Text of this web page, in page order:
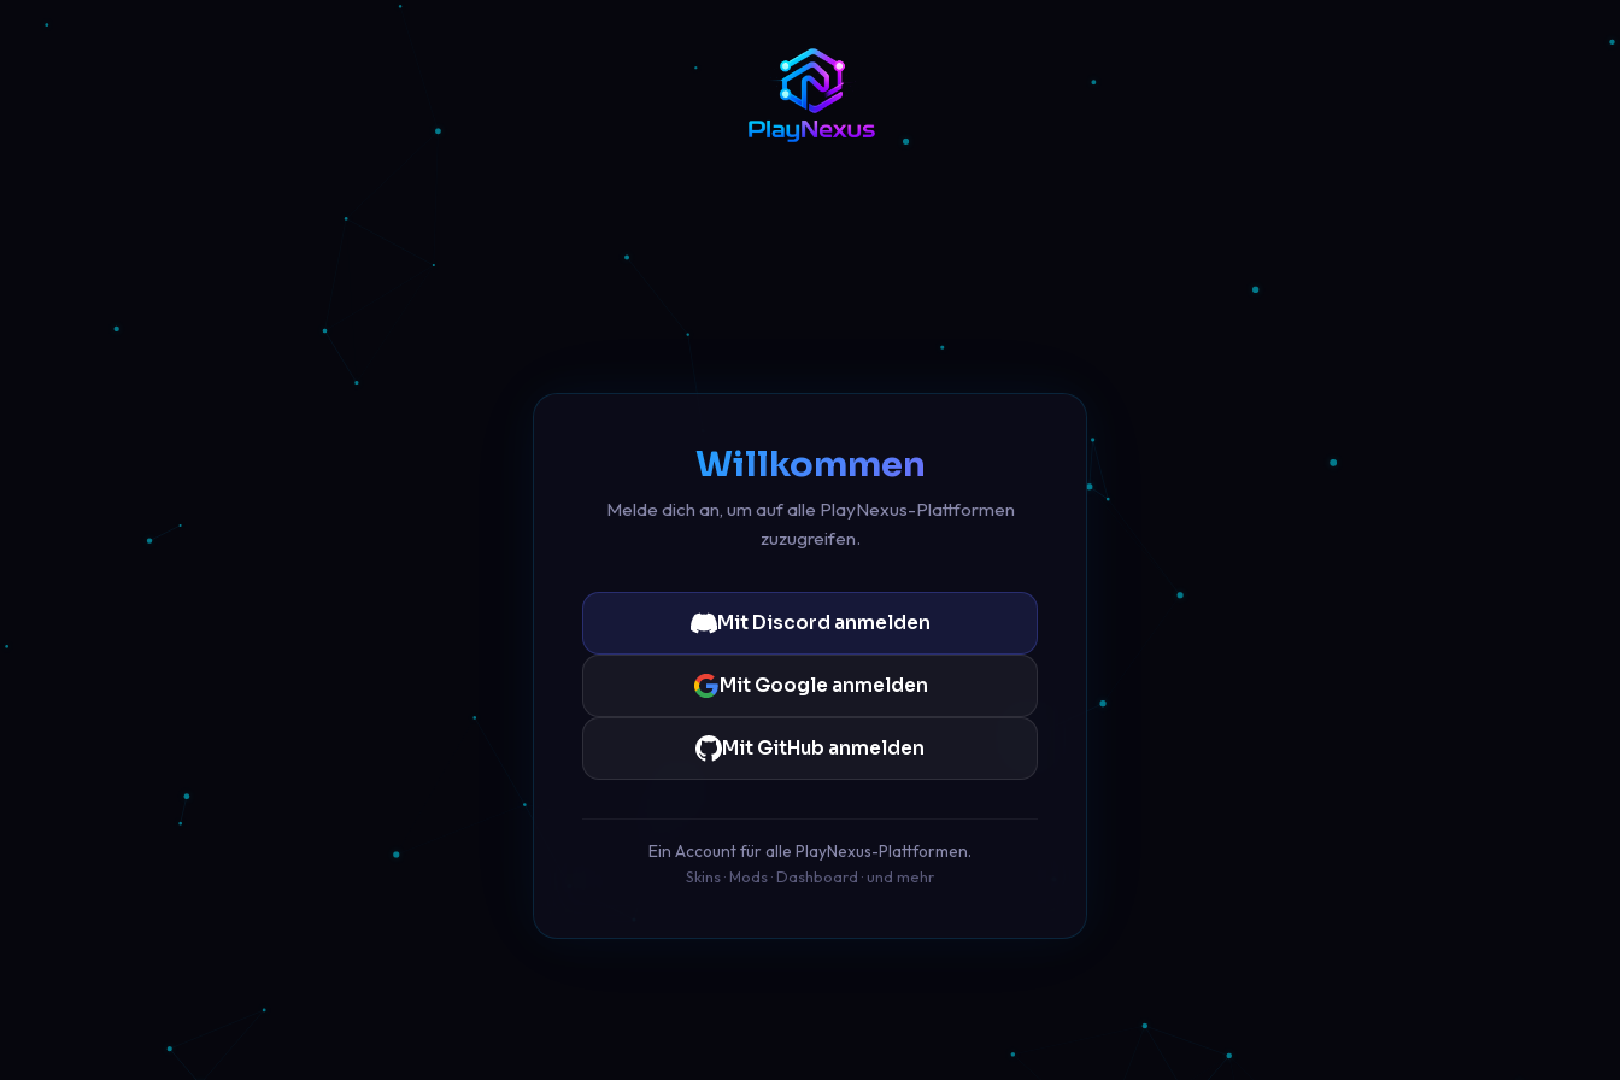
Willkommen
Melde dich an, um auf alle PlayNexus-Plattformen
zuzugreifen.
Mit Discord anmelden
Mit Google anmelden
Mit GitHub anmelden
Ein Account für alle PlayNexus-Plattformen.
Skins · Mods · Dashboard · und mehr